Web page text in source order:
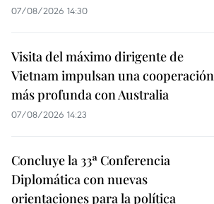
07/08/2026 14:30
Visita del máximo dirigente de
Vietnam impulsan una cooperación
más profunda con Australia
07/08/2026 14:23
Concluye la 33ª Conferencia
Diplomática con nuevas
orientaciones para la política